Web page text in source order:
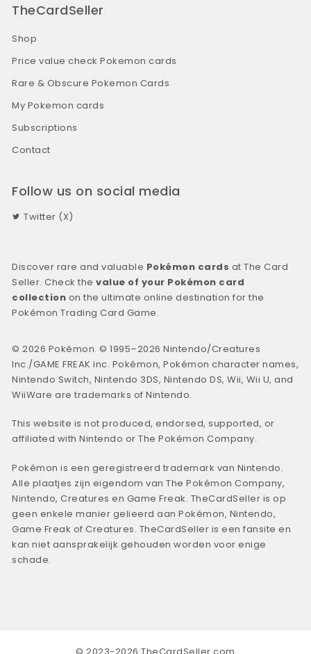
TheCardSeller
Shop
Price value check Pokemon cards
Rare & Obscure Pokemon Cards
My Pokemon cards
Subscriptions
Contact
Follow us on social media
Twitter (X)
Discover rare and valuable Pokémon cards at The Card
Seller. Check thevalue of your Pokémon card
collection on the ultimate online destination for the
Pokémon Trading Card Game.
© 2026 Pokémon. © 1995–2026 Nintendo/Creatures
Inc./GAME FREAK inc. Pokémon, Pokémon character names,
Nintendo Switch, Nintendo 3DS, Nintendo DS, Wii, Wii U, and
WiiWare are trademarks of Nintendo.
This website is not produced, endorsed, supported, or
affiliated with Nintendo or The Pokémon Company.
Pokémon is een geregistreerd trademark van Nintendo.
Alle plaatjes zijn eigendom van The Pokémon Company,
Nintendo, Creatures en Game Freak. TheCardSeller is op
geen enkele manier gelieerd aan Pokémon, Nintendo,
Game Freak of Creatures. TheCardSeller is een fansite en
kan niet aansprakelijk gehouden worden voor enige
schade.
© 2023-2026 TheCardSeller.com